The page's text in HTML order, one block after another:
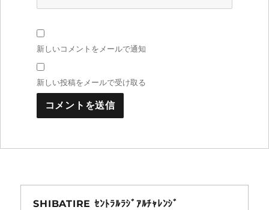
新しいコメントをメールで通知
新しい投稿をメールで受け取る
SHIBATIRE ｾﾝﾄﾗﾙﾗｼﾞｱﾙﾁｬﾚﾝｼﾞ